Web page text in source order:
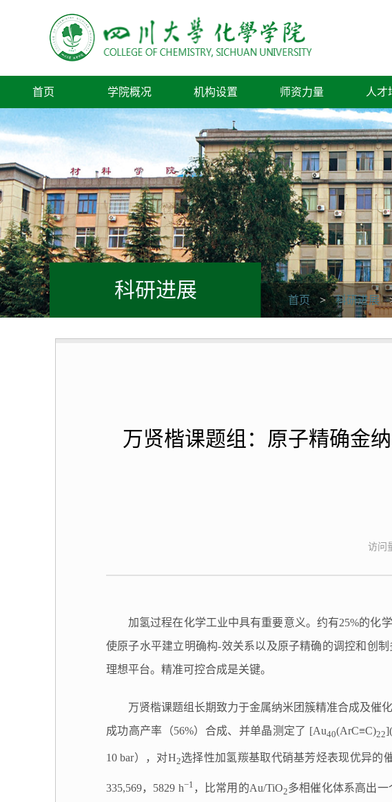
首页 学院概况 机构设置 师资力量 人才
科研进展 首页 > 科研进展
万贤楷课题组：原子精确金
访问
加氢过程在化学工业中具有重要意义。约有25%的化
使原子水平建立明确构-效关系以及原子精确的调控和创
理想平台。 精准可控合成是关键。
万贤楷课题组长期致力于金属纳米团簇精准合成及催
成功高产率（56%）合成、并单晶测定了 [Au40(ArC≡C)22
10 bar），对H2选择性加氢羰基取代硝基芳烃表现优异的
335,569， 5829 h−1 ，比常用的Au/TiO2多相催化体系高出一